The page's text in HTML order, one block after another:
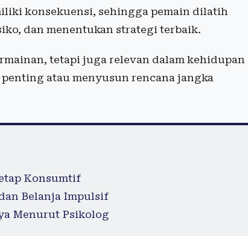
konsekuensi, sehingga pemain dilatih
dan menentukan strategi terbaik.
tetapi juga relevan dalam kehidupan
atau menyusun rencana jangka
Konsumtif
Belanja Impulsif
Menurut Psikolog